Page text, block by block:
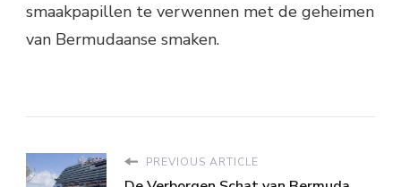
smaakpapillen te verwennen met de geheimen
van Bermudaanse smaken.
PREVIOUS ARTICLE